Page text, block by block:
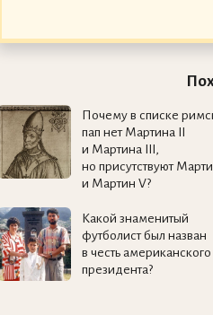
Почему в списке
пап нет Мартина II
и Мартина III,
но присутствуют
и Мартин V?
Какой знаменитый
футболист был назван
в честь американского
президента?